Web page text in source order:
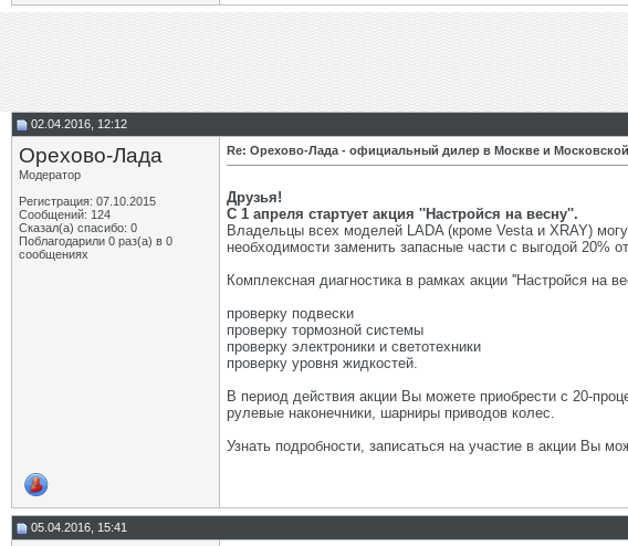
02.04.2016, 12:12
Орехово-Лада
Модератор
Регистрация: 07.10.2015
Сообщений: 124
Сказал(а) спасибо: 0
Поблагодарили 0 раз(а) в 0
сообщениях
Re: Орехово-Лада - официальный дилер в Москве и Московской
Друзья!
С 1 апреля стартует акция ''Настройся на весну''.
Владельцы всех моделей LADA (кроме Vesta и XRAY)
необходимости заменить запасные части с выгодой 20%
Комплексная диагностика в рамках акции ''Настройся на
проверку подвески
проверку тормозной системы
проверку электроники и светотехники
проверку уровня жидкостей.
В период действия акции Вы можете приобрести с 20-
рулевые наконечники, шарниры приводов колес.
Узнать подробности, записаться на участие в акции Вы
05.04.2016, 15:41